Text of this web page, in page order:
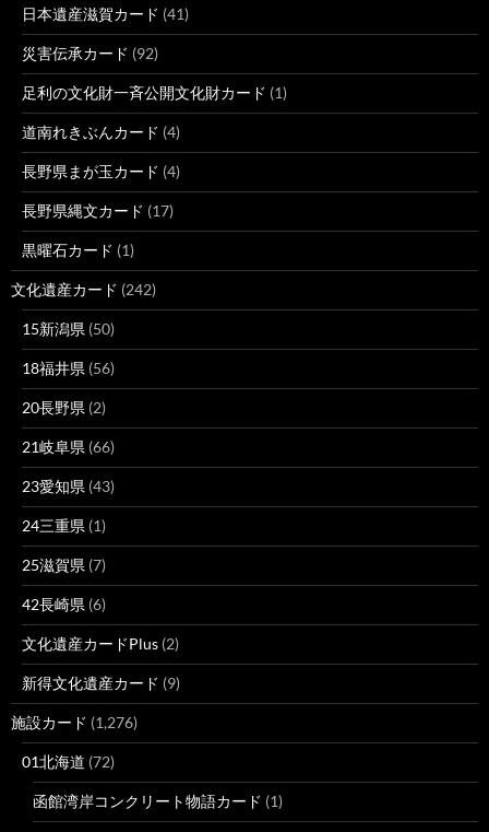
日本遺産滋賀カード (41)
災害伝承カード (92)
足利の文化財一斉公開文化財カード (1)
道南れきぶんカード (4)
長野県まが玉カード (4)
長野県縄文カード (17)
黒曜石カード (1)
文化遺産カード (242)
15新潟県 (50)
18福井県 (56)
20長野県 (2)
21岐阜県 (66)
23愛知県 (43)
24三重県 (1)
25滋賀県 (7)
42長崎県 (6)
文化遺産カードPlus (2)
新得文化遺産カード (9)
施設カード (1,276)
01北海道 (72)
函館湾岸コンクリート物語カード (1)